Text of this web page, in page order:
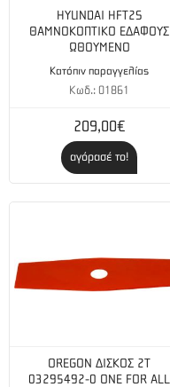
HYUNDAI HFT2S
ΘΑΜΝΟΚΟΠΤΙΚΟ ΕΔΑΦΟΥΣ
ΩΘΟΥΜΕΝΟ
Κατόπιν παραγγελίας
Κωδ.: 01861
209,00€
αγόρασέ το!
OREGON ΔΙΣΚΟΣ 2Τ
03295492-0 ONE FOR ALL